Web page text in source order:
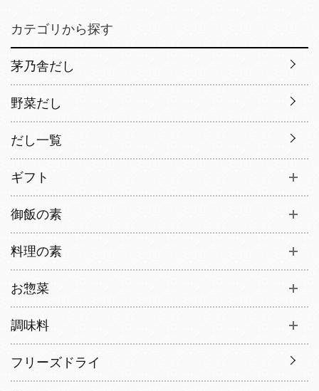
カテゴリから探す
茅乃舎だし
野菜だし
だし一覧
ギフト
御飯の素
料理の素
お惣菜
調味料
フリーズドライ